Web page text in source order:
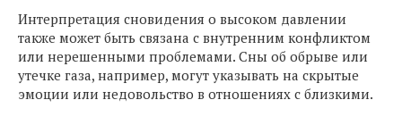
Интерпретация сновидения о высоком давлении
также может быть связана с внутренним конфликтом
или нерешенными проблемами. Сны об обрыве или
утечке газа, например, могут указывать на скрытые
эмоции или недовольство в отношениях с близкими.